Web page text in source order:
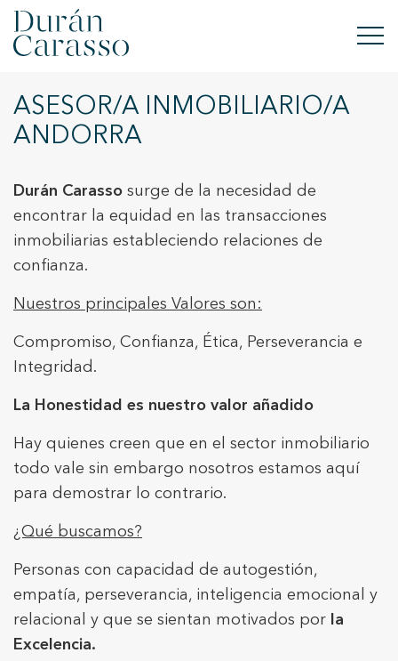
COMPRAR
VENDRE
OBRA NOVA
GRUP DC
CONTACTE
+34 935 178 067
ES CA EN FR
ASESOR/A INMOBILIARIO/A
ANDORRA
Durán Carasso surge de la necesidad de
encontrar la equidad en las transacciones
inmobiliarias estableciendo relaciones de
confianza.
Nuestros principales Valores son:
Compromiso, Confianza, Ética, Perseverancia e
Integridad.
La Honestidad es nuestro valor añadido
Hay quienes creen que en el sector inmobiliario
todo vale sin embargo nosotros estamos aquí
para demostrar lo contrario.
¿Qué buscamos?
Personas con capacidad de autogestión,
empatía, perseverancia, inteligencia emocional y
relacional y que se sientan motivados por
la
Excelencia.